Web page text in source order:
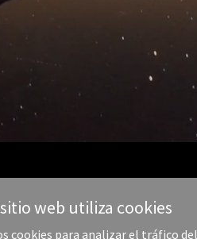
web utiliza cookies
cookies para analizar el tráfico